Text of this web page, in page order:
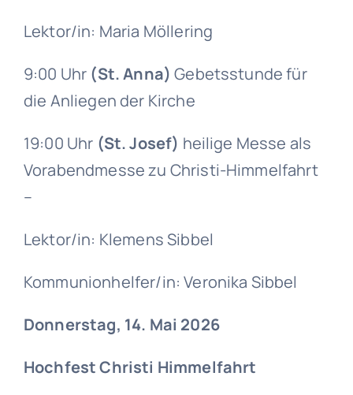
Lektor/in: Maria Möllering
9:00 Uhr (St. Anna) Gebetsstunde für
die Anliegen der Kirche
19:00 Uhr (St. Josef) heilige Messe als
Vorabendmesse zu Christi-Himmelfahrt
–
Lektor/in: Klemens Sibbel
Kommunionhelfer/in: Veronika Sibbel
Donnerstag, 14. Mai 2026
Hochfest Christi Himmelfahrt